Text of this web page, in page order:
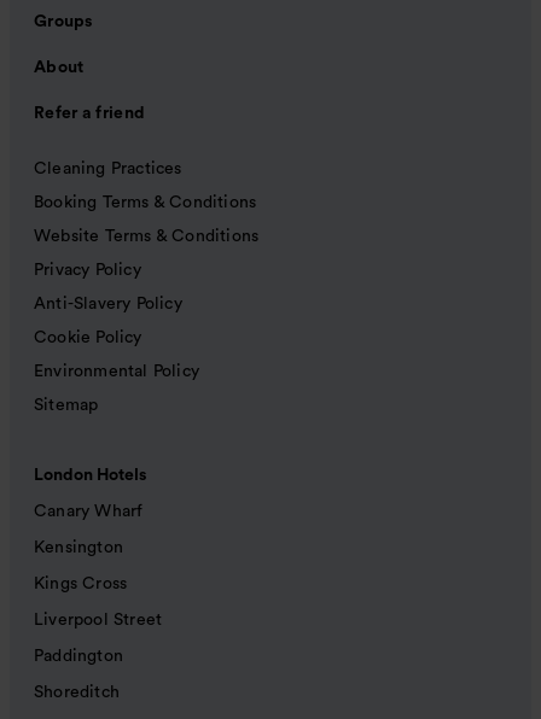
Groups
About
Refer a friend
Cleaning Practices
Booking Terms & Conditions
Website Terms & Conditions
Privacy Policy
Anti-Slavery Policy
Cookie Policy
Environmental Policy
Sitemap
London Hotels
Canary Wharf
Kensington
Kings Cross
Liverpool Street
Paddington
Shoreditch